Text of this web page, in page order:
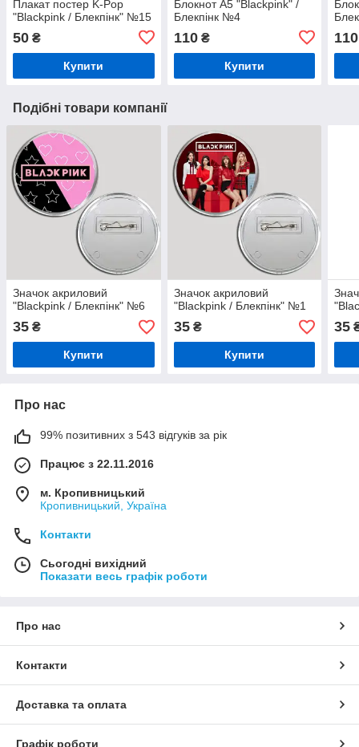
Плакат постер K-Pop
"Blackpink / Блекпінк" №15
50 ₴
Купити
Блокнот А5 "Blackpink" /
Блекпінк №4
110₴
Купити
110
Подібні товари компанії
Значок акриловий
"Blackpink / Блекпінк" №6
35 ₴
Купити
Значок акриловий
"Blackpink / Блекпінк" №1
35₴
Купити
35
Про нас
99% позитивних з 543 відгуків за рік
Працює з 22.11.2016
м. Кропивницький
Кропивницький, Україна
Контакти
Сьогодні вихідний
Показати весь графік роботи
Про нас
Контакти
Доставка та оплата
Графік роботи